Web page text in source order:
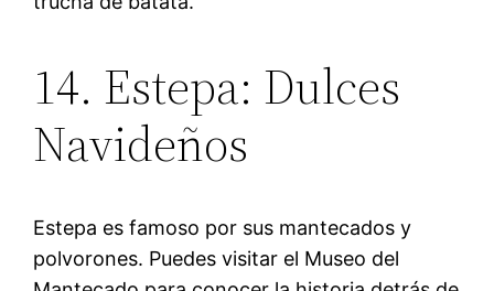
14. Estepa: Dulces
Navideños
Estepa es famoso por sus mantecados y
polvorones. Puedes visitar el Museo del